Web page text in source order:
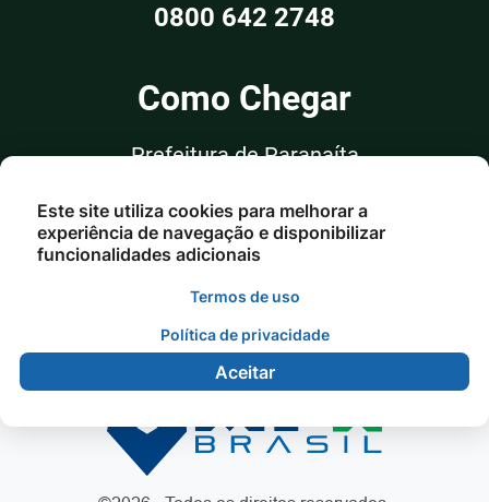
0800 642 2748
Como Chegar
Prefeitura de Paranaíta
Rua Alceu Rossi, nº 351, Sala 03
Centro - Paranaíta/MT
Este site utiliza cookies para melhorar a
experiência de navegação e disponibilizar
funcionalidades adicionais
Termos de uso
Política de privacidade
Aceitar